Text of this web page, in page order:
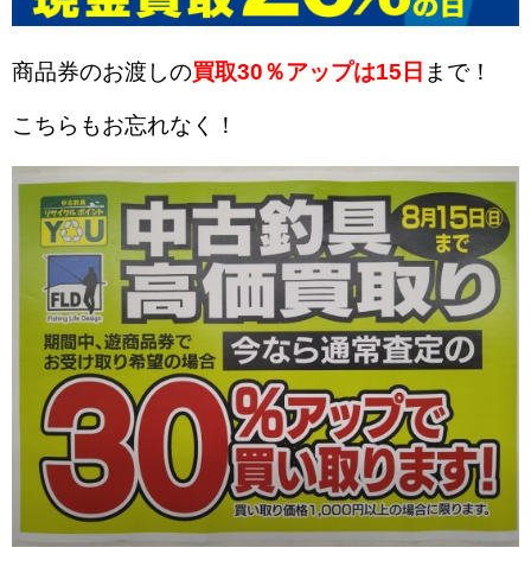
商品券のお渡しの買取30％アップは15日 まで！
こちらもお忘れなく！